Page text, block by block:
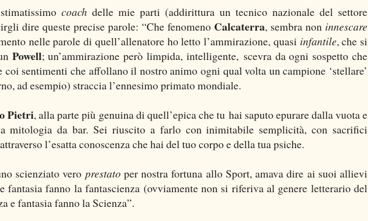
coach delle mie parti (addirittura un tecnico nazionale del settore
dire queste precise parole: “Che fenomeno Calcaterra, sembra non innescare
nelle parole di quell’allenatore ho letto l’ammirazione, quasi infantile, che si
Powell; un’ammirazione però limpida, intelligente, scevra da ogni sospetto che
coi sentimenti che affollano il nostro animo ogni qual volta un campione ‘stellare’
ad esempio) straccia l’ennesimo primato mondiale.
Pietri, alla parte più genuina di quell’epica che tu hai saputo epurare dalla vuota e
mitologia da bar. Sei riuscito a farlo con inimitabile semplicità, con sacrifici
l’esatta conoscenza che hai del tuo corpo e della tua psiche.
scienziato vero prestatoper nostra fortuna allo Sport, amava dire ai suoi allievi
fantasia fanno la fantascienza (ovviamente non si riferiva al genere letterario del
e fantasia fanno la Scienza”.